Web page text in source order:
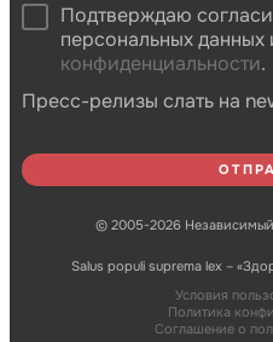
Подтверждаю
персональных
конфиденциальности.
Пресс-релизы слать на
© 2005-2026
Salus populi suprema lex –
Условия
Политика
Соглашение о